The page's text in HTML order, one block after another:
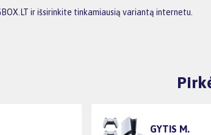
ir išsirinkite tinkamiausią variantą internetu.
GYTIS M.